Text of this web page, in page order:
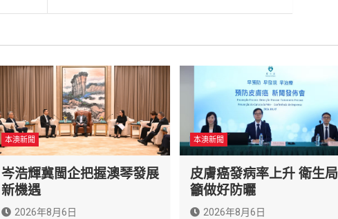
本澳新聞
岑浩輝冀閩企把握澳琴發展
新機遇
2026年8月6日
本澳新聞
皮膚癌發病率上升 衛生局
籲做好防曬
2026年8月6日